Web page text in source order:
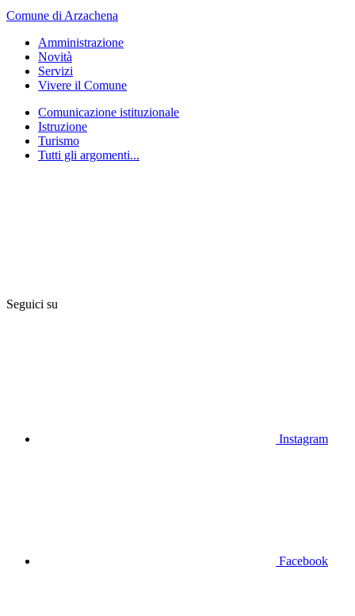
Comune di Arzachena
Amministrazione
Novità
Servizi
Vivere il Comune
Comunicazione istituzionale
Istruzione
Turismo
Tutti gli argomenti...
Seguici su
Instagram
Facebook